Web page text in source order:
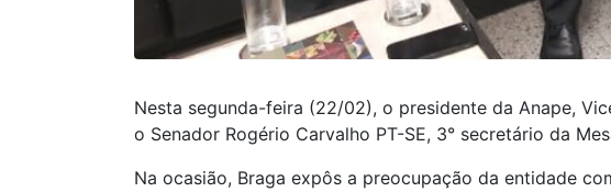
Nesta segunda-feira (22/02), o presidente da Anape,
o Senador Rogério Carvalho PT-SE, 3° secretário da
Na ocasião, Braga expôs a preocupação da entidade